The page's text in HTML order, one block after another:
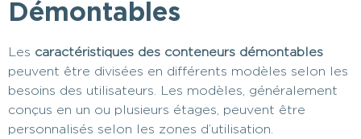
Démontables
Les caractéristiques des conteneurs démontables
peuvent être divisées en différents modèles selon les
besoins des utilisateurs. Les modèles, généralement
conçus en un ou plusieurs étages, peuvent être
personnalisés selon les zones d’utilisation.